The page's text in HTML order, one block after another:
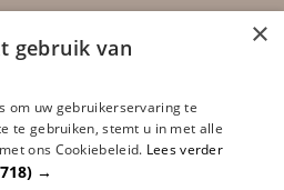
×
gebruik van
om uw gebruikerservaring te
te gebruiken, stemt u in met alle
ons Cookiebeleid. Lees verder
→